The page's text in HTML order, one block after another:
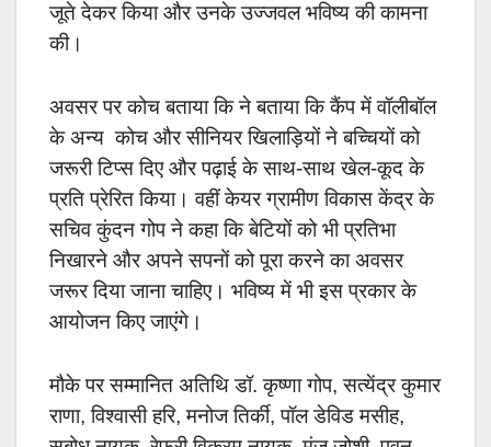
जूते देकर किया और उनके उज्जवल भविष्य की कामना
की।
अवसर पर कोच बताया कि ने बताया कि कैंप में वॉलीबॉल
के अन्य कोच और सीनियर खिलाड़ियों ने बच्चियों को
जरूरी टिप्स दिए और पढ़ाई के साथ-साथ खेल-कूद के
प्रति प्रेरित किया। वहीं केयर ग्रामीण विकास केंद्र के
सचिव कुंदन गोप ने कहा कि बेटियों को भी प्रतिभा
निखारने और अपने सपनों को पूरा करने का अवसर
जरूर दिया जाना चाहिए। भविष्य में भी इस प्रकार के
आयोजन किए जाएंगे।
मौके पर सम्मानित अतिथि डॉ. कृष्णा गोप, सत्येंद्र कुमार
राणा, विश्वासी हरि, मनोज तिर्की, पॉल डेविड मसीह,